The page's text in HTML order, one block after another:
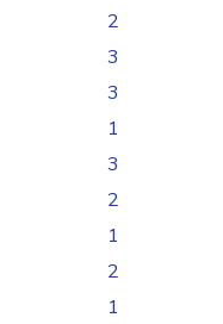
2
3
3
1
3
2
1
2
1